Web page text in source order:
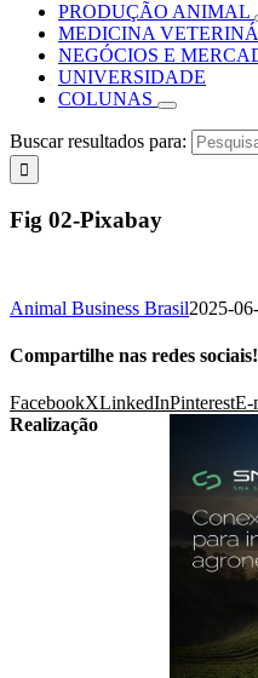
PRODUÇÃO ANIMAL
MEDICINA
NEGÓCIOS E
UNIVERSIDADE
COLUNAS
Buscar resultados para:
Fig 02-Pixabay
Animal Business Brasil2025-
Compartilhe nas redes sociais!
FacebookXLinkedInPinterestE-
Realização